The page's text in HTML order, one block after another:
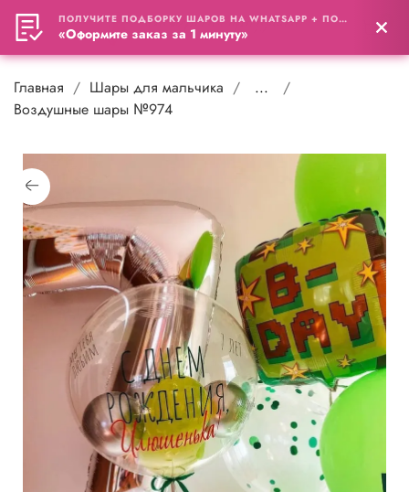
0
Главная Шары для мальчика
...
Воздушные шары №974
ПОЛУЧИТЕ ПОДБОРКУ ШАРОВ НА WHATSAPP + ПОДАРОК
«Оформите заказ за 1 минуту»